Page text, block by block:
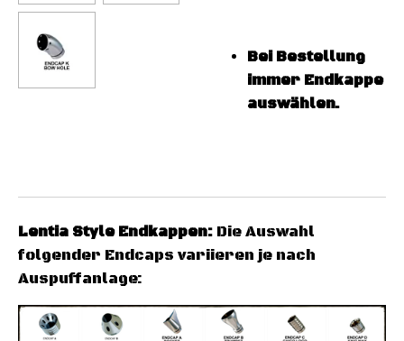
Bei Bestellung
immer Endkappe
auswählen.
Lentia Style Endkappen: Die Auswahl
folgender Endcaps variieren je nach
Auspuffanlage: